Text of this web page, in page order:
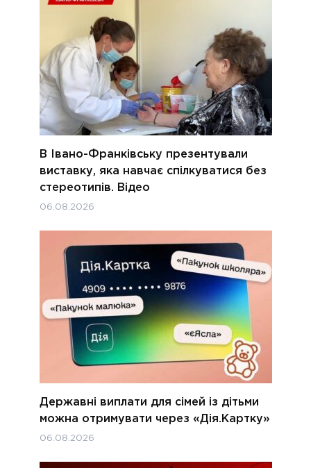
В Івано-Франківську презентували
виставку, яка навчає спілкуватися без
стереотипів. Відео
06.08.2026
Державні виплати для сімей із дітьми
можна отримувати через «Дія.Картку»
06.08.2026